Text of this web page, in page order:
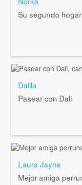
Su segundo
Dalila
Pasear con Dali
Laura Jayne
Mejor amiga